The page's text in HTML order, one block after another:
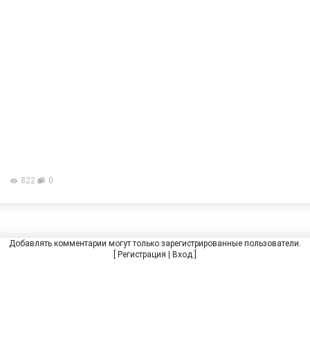
822 0
Добавлять комментарии могут только зарегистрированные пользователи.
Регистрация | Вход